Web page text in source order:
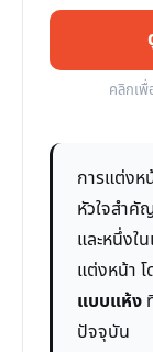
คลิกเพื่
การแต่งห
หัวใจสำ
และหนึ่งใ
แต่งหน้า
แบบแห้ง
ปัจจุบัน